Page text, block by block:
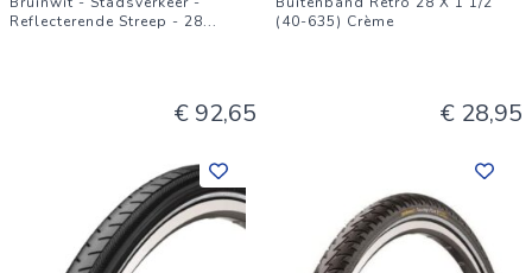
Reflecterende Streep - 28...
€ 92,65
(40-635) Crème
€ 28,95